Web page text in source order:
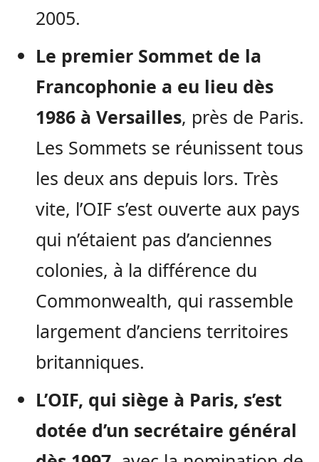
2005.
Le premier Sommet de la
Francophonie a eu lieu dès
1986 à Versailles, près de Paris.
Les Sommets se réunissent tous
les deux ans depuis lors. Très
vite, l’OIF s’est ouverte aux pays
qui n’étaient pas d’anciennes
colonies, à la différence du
Commonwealth, qui rassemble
largement d’anciens territoires
britanniques.
L’OIF, qui siège à Paris, s’est
dotée d’un secrétaire général